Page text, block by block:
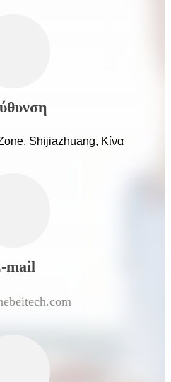
Shijiazhuang, Κίνα
mail